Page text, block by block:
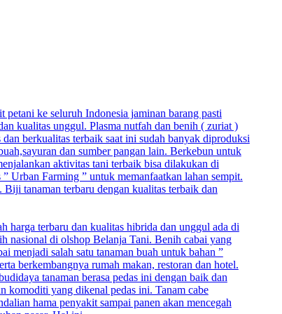
ke seluruh Indonesia jaminan barang pasti
kualitas unggul. Plasma nutfah dan benih ( zuriat )
berkualitas terbaik saat ini sudah banyak diproduksi
dan sumber pangan lain. Berkebun untuk
aktivitas tani terbaik bisa dilakukan di
Urban Farming ” untuk memanfaatkan lahan sempit.
tanaman terbaru dengan kualitas terbaik dan
harga terbaru dan kualitas hibrida dan unggul ada di
nasional di olshop Belanja Tani. Benih cabai yang
menjadi salah satu tanaman buah untuk bahan ”
berkembangnya rumah makan, restoran dan hotel.
tanaman berasa pedas ini dengan baik dan
komoditi yang dikenal pedas ini. Tanam cabe
hama penyakit sampai panen akan mencegah